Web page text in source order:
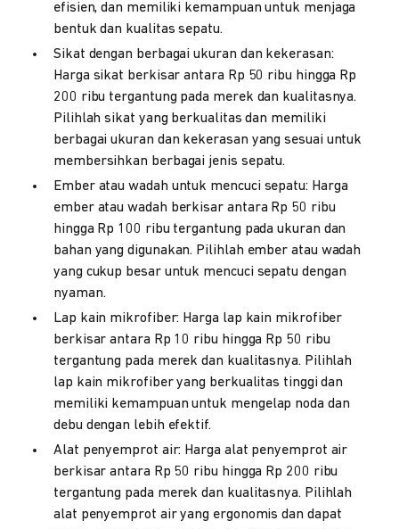
efisien, dan memiliki kemampuan untuk menjaga
bentuk dan kualitas sepatu.
Sikat dengan berbagai ukuran dan kekerasan:
Harga sikat berkisar antara Rp 50 ribu hingga Rp
200 ribu tergantung pada merek dan kualitasnya.
Pilihlah sikat yang berkualitas dan memiliki
berbagai ukuran dan kekerasan yang sesuai untuk
membersihkan berbagai jenis sepatu.
Ember atau wadah untuk mencuci sepatu: Harga
ember atau wadah berkisar antara Rp 50 ribu
hingga Rp 100 ribu tergantung pada ukuran dan
bahan yang digunakan. Pilihlah ember atau wadah
yang cukup besar untuk mencuci sepatu dengan
nyaman.
Lap kain mikrofiber: Harga lap kain mikrofiber
berkisar antara Rp 10 ribu hingga Rp 50 ribu
tergantung pada merek dan kualitasnya. Pilihlah
lap kain mikrofiber yang berkualitas tinggi dan
memiliki kemampuan untuk mengelap noda dan
debu dengan lebih efektif.
Alat penyemprot air: Harga alat penyemprot air
berkisar antara Rp 50 ribu hingga Rp 200 ribu
tergantung pada merek dan kualitasnya. Pilihlah
alat penyemprot air yang ergonomis dan dapat